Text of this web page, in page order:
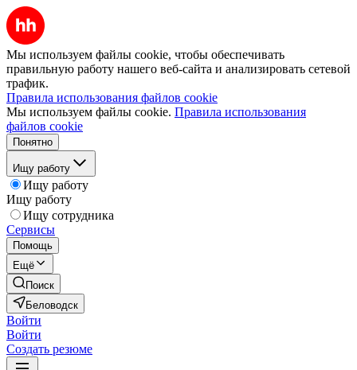
Мы используем файлы cookie, чтобы обеспечивать
правильную работу нашего веб-сайта и анализировать сетевой
трафик.
Правила использования файлов cookie
Мы используем файлы cookie. Правила использования
файлов cookie
Понятно
Ищу работу
Ищу работу
Ищу работу
Ищу сотрудника
Сервисы
Помощь
Ещё
Поиск
Беловодск
Войти
Войти
Создать резюме